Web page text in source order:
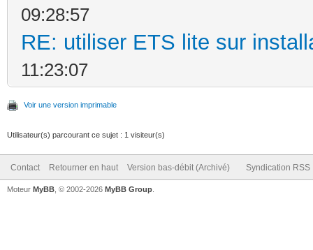
09:28:57
RE: utiliser ETS lite sur
11:23:07
Voir une version imprimable
Utilisateur(s) parcourant ce sujet : 1 visiteur(s)
Contact Retourner en haut Version bas-débit (Archivé) Syndication RSS
Moteur MyBB , © 2002-2026 MyBB Group